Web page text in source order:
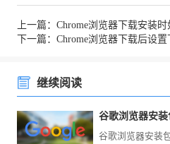
上一篇：Chrome浏览器下载安装
下一篇：Chrome浏览器下载后设
继续阅读
谷歌浏览器安
谷歌浏览器安装